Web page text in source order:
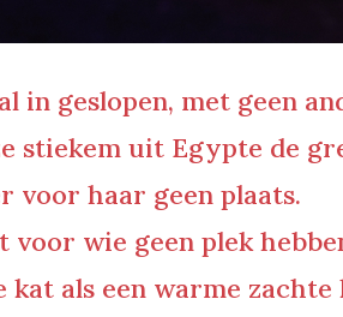
in geslopen, met geen
uit Egypte de
voor haar geen plaats.
wie geen plek
als een warme